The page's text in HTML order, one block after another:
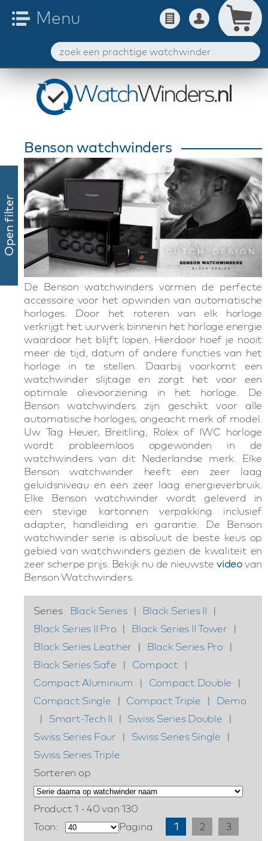
Open filter
Benson watchwinders
De Benson watchwinders vormen de perfecte
accessoire voor het opwinden van automatische
horloges. Door het roteren van elk horloge
verkrijgt het uurwerk binnenin het horloge energie
waardoor het blijft lopen. Hierdoor hoef je nooit
meer de tijd, datum of andere functies van het
horloge in te stellen. Daarbij voorkomt een
watchwinder slijtage en zorgt het voor een
optimale olievoorziening in het horloge. De
Benson watchwinders zijn geschikt voor alle
automatische horloges, ongeacht merk of model.
Uw Tag Heuer, Breitling, Rolex of IWC horloge
wordt probleemloos opgewonden in de
watchwinders van dit Nederlandse merk. Elke
Benson watchwinder heeft een zeer laag
geluidsniveau en een zeer laag energieverbruik.
Elke Benson watchwinder wordt geleverd in
een stevige kartonnen verpakking inclusief
adapter, handleiding en garantie. De Benson
watchwinder serie is absoluut de beste keus op
gebied van watchwinders gezien de kwaliteit en
zeer scherpe prijs. Bekijk nu de nieuwstevideovan
Benson Watchwinders.
Series Black Series | Black Series II
|
Black Series II Pro | Black Series II Tower |
Black Series Leather | Black Series Pro
|
Black Series Safe
| Compact
|
Compact Aluminium
| Compact Double
|
Compact Single
| Compact Triple |
Demo
|
Smart-Tech II | Swiss Series Double
|
Swiss Series Four | Swiss Series Single
|
Swiss Series Triple
Sorteren op
Product 1 - 40 van 130
Toon:
Pagina 1 2 3